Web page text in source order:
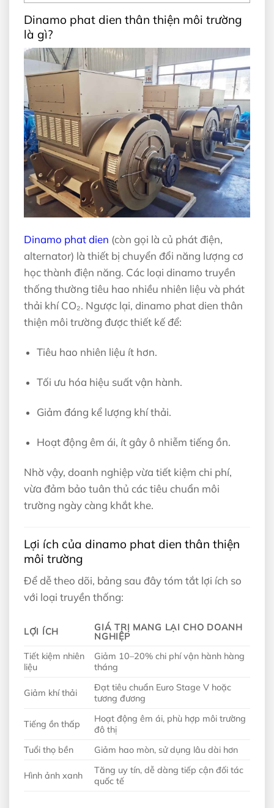
Dinamo phat dien thân thiện môi trường
là gì?
Dinamo phat dien (còn gọi là củ phát điện,
alternator) là thiết bị chuyển đổi năng lượng cơ
học thành điện năng. Các loại dinamo truyền
thống thường tiêu hao nhiều nhiên liệu và phát
thải khí CO₂. Ngược lại, dinamo phat dien thân
thiện môi trường được thiết kế để:
Tiêu hao nhiên liệu ít hơn.
Tối ưu hóa hiệu suất vận hành.
Giảm đáng kể lượng khí thải.
Hoạt động êm ái, ít gây ô nhiễm tiếng ồn.
Nhờ vậy, doanh nghiệp vừa tiết kiệm chi phí,
vừa đảm bảo tuân thủ các tiêu chuẩn môi
trường ngày càng khắt khe.
Lợi ích của dinamo phat dien thân thiện
môi trường
Để dễ theo dõi, bảng sau đây tóm tắt lợi ích so
với loại truyền thống:
LỢI ÍCH
GIÁ TRỊ MANG LẠI CHO DOANH
NGHIỆP
Tiết kiệm nhiên
liệu
Giảm 10–20% chi phí vận hành hàng
tháng
Giảm khí thải
Đạt tiêu chuẩn Euro Stage V hoặc
tương đương
Tiếng ồn thấp
Hoạt động êm ái, phù hợp môi trường
đô thị
Tuổi thọ bền
Giảm hao mòn, sử dụng lâu dài hơn
Hình ảnh xanh
Tăng uy tín, dễ dàng tiếp cận đối tác
quốc tế